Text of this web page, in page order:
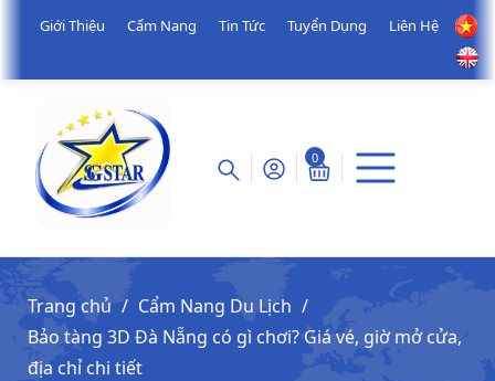
Giới Thiệu Cẩm Nang Tin Tức Tuyển Dụng Liên Hệ
0
Trang chủ
Cẩm Nang Du Lịch
Bảo tàng 3D Đà Nẵng có gì chơi? Giá vé, giờ mở cửa,
địa chỉ chi tiết